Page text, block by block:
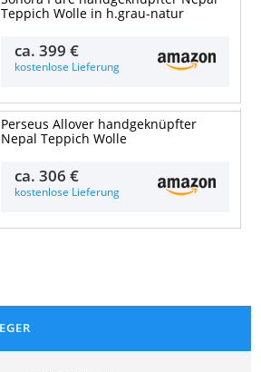
Teppich Wolle in h.grau-natur
ca.399 €
kostenlose Lieferung
Perseus Allover handgeknüpfter
Nepal Teppich Wolle
ca.306 €
kostenlose Lieferung